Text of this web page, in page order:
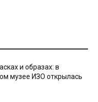
и образах: в
музее ИЗО открылась